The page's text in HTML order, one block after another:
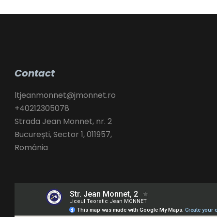
Contact
ltjeanmonnet@jmonnet.ro
+40212305078
Strada Jean Monnet, nr. 2
București,Sector 1,011957,
România